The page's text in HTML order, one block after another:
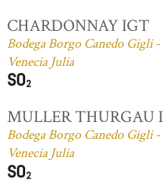
CHARDONNAY IGT
Bodega Borgo Canedo Gigli -
Venecia Julia
MULLER THURGAU
Bodega Borgo Canedo Gigli -
Venecia Julia